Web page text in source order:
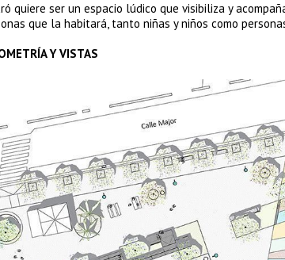
quiere ser un espacio lúdico que visibiliza y
que la habitará, tanto niñas y niños como
Y VISTAS